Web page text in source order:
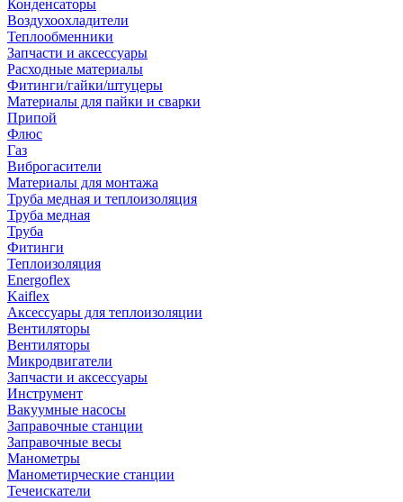
Конденсаторы
Воздухоохладители
Теплообменники
Запчасти и аксессуары
Расходные материалы
Фитинги/гайки/штуцеры
Материалы для пайки и сварки
Припой
Флюс
Газ
Виброгасители
Материалы для монтажа
Труба медная и теплоизоляция
Труба медная
Труба
Фитинги
Теплоизоляция
Energoflex
Kaiflex
Аксессуары для теплоизоляции
Вентиляторы
Вентиляторы
Микродвигатели
Запчасти и аксессуары
Инструмент
Вакуумные насосы
Заправочные станции
Заправочные весы
Манометры
Манометирческие станции
Течеискатели